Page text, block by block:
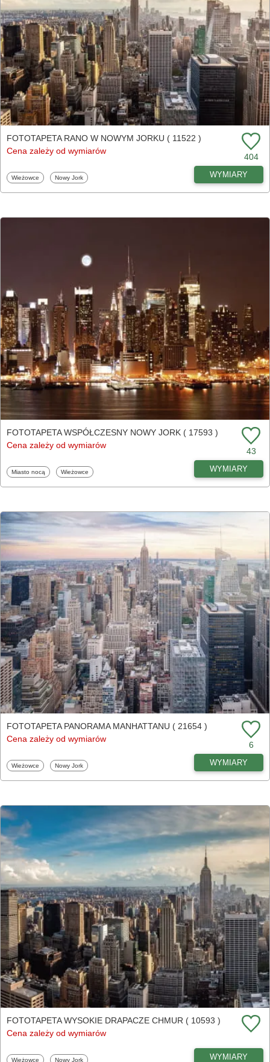
FOTOTAPETA RANO W NOWYM JORKU ( 11522 )
Cena zależy od wymiarów
404
Fototapety
Wieżowce Fototapety
Nowy Jork WYMIARY
FOTOTAPETA WSPÓŁCZESNY NOWY JORK ( 17593 )
Cena zależy od wymiarów
43
Fototapety
Miasto nocą Fototapety
Wieżowce WYMIARY
FOTOTAPETA PANORAMA MANHATTANU ( 21654 )
Cena zależy od wymiarów
6
Fototapety
Wieżowce Fototapety
Nowy Jork WYMIARY
FOTOTAPETA WYSOKIE DRAPACZE CHMUR ( 10593 )
Cena zależy od wymiarów
Fototapety
Wieżowce Fototapety
Nowy Jork WYMIARY